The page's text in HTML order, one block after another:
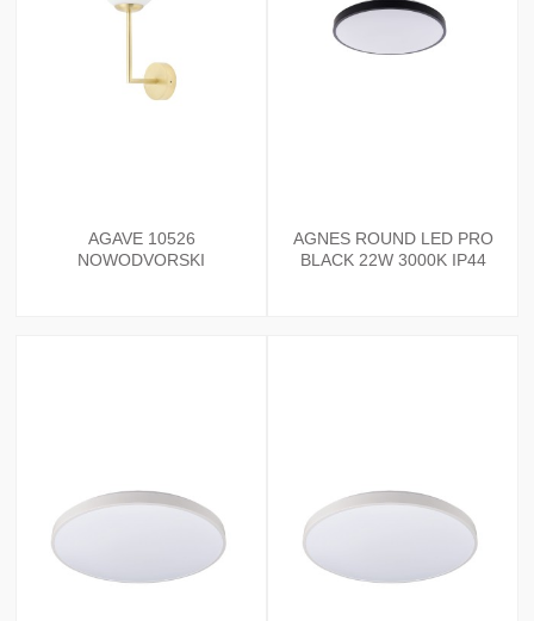
AGAVE 10526
NOWODVORSKI
AGNES ROUND LED PRO
BLACK 22W 3000K IP44